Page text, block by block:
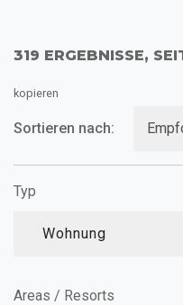
319 ERGEBNISSE,
kopieren
Sortieren nach:
Typ
Wohnung
Areas / Resorts